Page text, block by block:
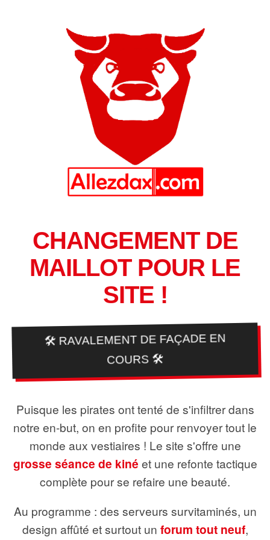
CHANGEMENT DE
MAILLOT POUR LE
SITE !
🛠️ RAVALEMENT DE FAÇADE EN
COURS 🛠️
Puisque les pirates ont tenté de s'infiltrer dans
notre en-but, on en profite pour renvoyer tout le
monde aux vestiaires ! Le site s'offre une
grosse séance de kiné et une refonte tactique
complète pour se refaire une beauté.
Au programme : des serveurs survitaminés, un
design affûté et surtout un forum tout neuf,